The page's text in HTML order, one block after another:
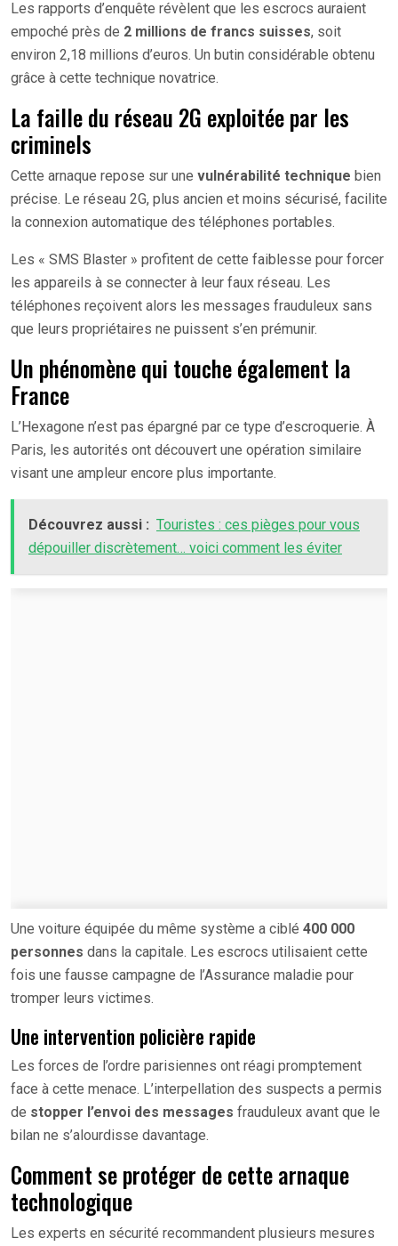
Les rapports d’enquête révèlent que les escrocs auraient
empoché près de 2 millions de francs suisses, soit
environ 2,18 millions d’euros. Un butin considérable obtenu
grâce à cette technique novatrice.
La faille du réseau 2G exploitée par les
criminels
Cette arnaque repose sur une vulnérabilité technique bien
précise. Le réseau 2G, plus ancien et moins sécurisé, facilite
la connexion automatique des téléphones portables.
Les « SMS Blaster » profitent de cette faiblesse pour forcer
les appareils à se connecter à leur faux réseau. Les
téléphones reçoivent alors les messages frauduleux sans
que leurs propriétaires ne puissent s’en prémunir.
Un phénomène qui touche également la
France
L’Hexagone n’est pas épargné par ce type d’escroquerie. À
Paris, les autorités ont découvert une opération similaire
visant une ampleur encore plus importante.
Découvrez aussi : Touristes : ces pièges pour vous
dépouiller discrètement… voici comment les éviter
Une voiture équipée du même système a ciblé 400 000
personnes dans la capitale. Les escrocs utilisaient cette
fois une fausse campagne de l’Assurance maladie pour
tromper leurs victimes.
Une intervention policière rapide
Les forces de l’ordre parisiennes ont réagi promptement
face à cette menace. L’interpellation des suspects a permis
de stopper l’envoi des messages frauduleux avant que le
bilan ne s’alourdisse davantage.
Comment se protéger de cette arnaque
technologique
Les experts en sécurité recommandent plusieurs mesures